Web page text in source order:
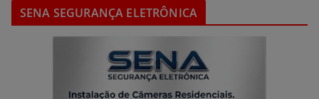
SENA SEGURANÇA ELETRÔNICA